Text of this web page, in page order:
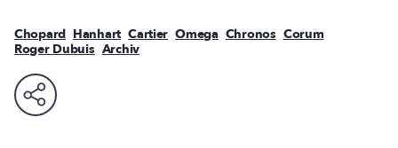
Chopard Hanhart Cartier Omega Chronos Corum
Roger Dubuis Archiv